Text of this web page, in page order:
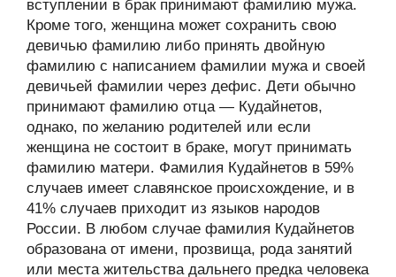
вступлении в брак принимают фамилию мужа.
Кроме того, женщина может сохранить свою
девичью фамилию либо принять двойную
фамилию с написанием фамилии мужа и своей
девичьей фамилии через дефис. Дети обычно
принимают фамилию отца — Кудайнетов,
однако, по желанию родителей или если
женщина не состоит в браке, могут принимать
фамилию матери. Фамилия Кудайнетов в 59%
случаев имеет славянское происхождение, и в
41% случаев приходит из языков народов
России. В любом случае фамилия Кудайнетов
образована от имени, прозвища, рода занятий
или места жительства дальнего предка человека